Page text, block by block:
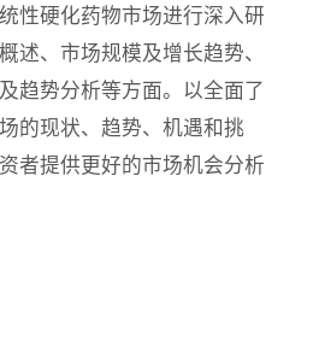
性硬化药物市场进行深入研
述、市场规模及增长趋势、
趋势分析等方面。以全面了
的现状、趋势、机遇和挑
者提供更好的市场机会分析